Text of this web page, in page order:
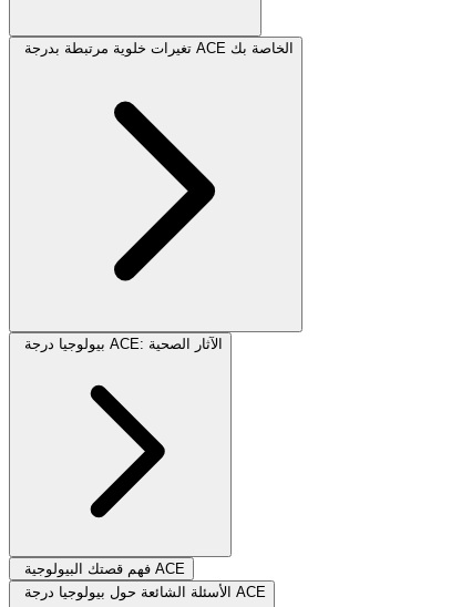
تغيرات خلوية مرتبطة بدرجة ACE الخاصة بك
بيولوجيا درجة ACE: الآثار الصحية
فهم قصتك البيولوجية ACE
الأسئلة الشائعة حول بيولوجيا درجة ACE